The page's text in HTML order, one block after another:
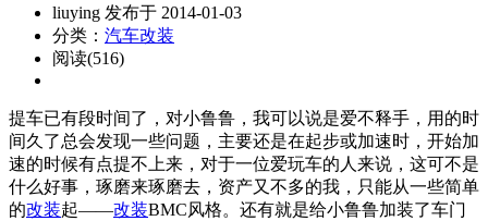
liuying 发布于 2014-01-03
分类： 汽车改装
阅读(516)
提车已有段时间了，对小鲁鲁，我可以说是爱不释手，用的时
间久了总会发现一些问题，主要还是在起步或加速时，开始加
速的时候有点提不上来，对于一位爱玩车的人来说，这可不是
什么好事，琢磨来琢磨去，资产又不多的我，只能从一些简单
的改装起——改装BMC风格。还有就是给小鲁鲁加装了车门